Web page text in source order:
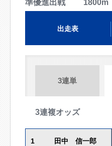
準優進出戦 1800m
出走表
3連単
3連複オッズ
1 田中 信一郎